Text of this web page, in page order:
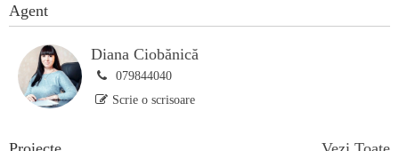
Agent
Diana Ciobănică
079844040
Scrie o scrisoare